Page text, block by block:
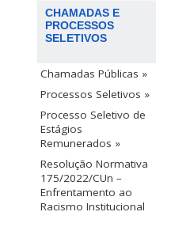
CHAMADAS E
PROCESSOS
SELETIVOS
Chamadas Públicas »
Processos Seletivos »
Processo Seletivo de
Estágios
Remunerados »
Resolução Normativa
175/2022/CUn –
Enfrentamento ao
Racismo Institucional